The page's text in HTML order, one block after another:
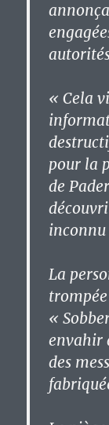
« Cela
pour la
de
La
«
envahir
des